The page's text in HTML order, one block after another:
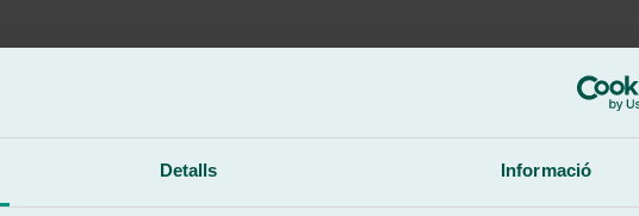
Detalls Informació
D’aquí ve que, quan els graus baixen inesperada i considerablement, es
els nivells de refrigerant i la concentració del mateix per a evitar inconvenients
de la bateria del teu vehicle. Els símptomes més comuns i evidents solen
una mica més relliscoses i causar un desgast desigual en les rodes. Amb això es